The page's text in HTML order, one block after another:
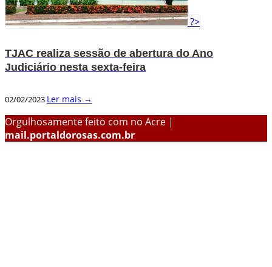
?>
TJAC realiza sessão de abertura do Ano
Judiciário nesta sexta-feira
02/02/2023 Ler mais →
Orgulhosamente feito com no Acre |
mail.portaldorosas.com.br